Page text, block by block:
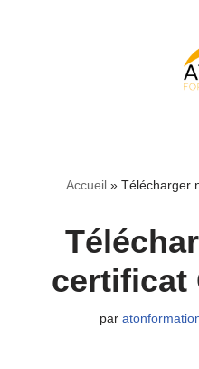
Accueil » Télécharger
certificat
par